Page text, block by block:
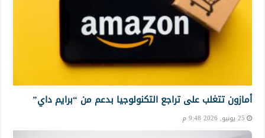
أمازون تتغلب على تراجع التكنولوجيا بدعم من “برايم داي”
25 يونيو, 2026 9:48 م